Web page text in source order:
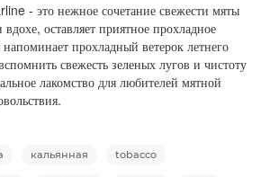
- это нежное сочетание свежести мяты
оставляет приятное прохладное
прохладный ветерок летнего
свежесть зеленых лугов и чистоту
лакомство для любителей мятной
кальянная tobacco